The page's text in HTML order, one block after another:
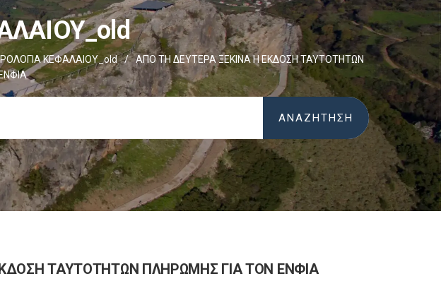
ΚΕΦΑΛΑΙΟΥ_old /
ΑΠΟ ΤΗ ΔΕΥΤΕΡΑ ΞΕΚΙΝΑ Η ΕΚΔΟΣΗ ΤΑΥΤΟΤΗΤΩΝ
ΤΑΥΤΟΤΗΤΩΝ ΠΛΗΡΩΜΗΣ ΓΙΑ ΤΟΝ ΕΝΦΙΑ